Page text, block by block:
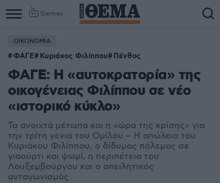
Games
ΟΙΚΟΝΟΜΙΑ
ΦΑΓΕ Κυριάκος Φιλίππου Πένθος
ΦΑΓΕ: Η «αυτοκρατορία» της
οικογένειας Φιλίππου σε νέο
«ιστορικό κύκλο»
Τα ανοιχτά μέτωπα και η «ώρα της κρίσης» για
την τρίτη γενιά του Ομίλου – Η απώλεια του
Κυριάκου Φιλίππου, ο δίδυμος πόλεμος σε
γιαούρτι και ψωμί, η περιπέτεια του
Λουξεμβούργου και ο απειλητικός
ανταγωνισμός